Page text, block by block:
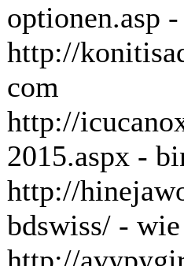
optionen.asp
http://
com
http://
2015.aspx -
http://
bdswiss/ -